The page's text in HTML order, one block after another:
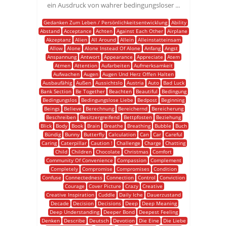
ein Ausdruck von wahrer bedingungsloser ...
Gedanken Zum Leben / Persönlichkeitsentwicklung
Ability
Abstand
Acceptance Achten Against Each Other
Airplane
Akzeptanz Alien All Around Allein Alleinstatteinsam
Allow
Alone Alone Instead Of Alone Anfang
Angst
Anspannung Antwort Appearance Appreciate
Atem
Atmen
Attention Aufarbeiten
Aufmerksamkeit
Aufwachen Augen Augen Und Herz Offen Halten
Ausbaufähig Außen Aussichtslo Austria Auto
Bad Luck
Bank Section
Be Together Beachten Beautiful
Bedingung
Bedingungslos
Bedingungslose Liebe Bedpost
Beginning
Beings
Believe Berechnung Bereichernd
Bereicherung
Beschreiben
Besitzergreifend Bettpfosten
Beziehung
Blick
Body Book Brain Breathe Breathing Bubble
Buch
Bündig
Bunny Butterfly Calculation Can Car Careful
Caring Caterpillar Caution ! Challenge Charge
Chatting
Child Children Chocolate Christmas Comfort
Community Of Convenience
Compassion
Complement
Completely
Compromise Compromises
Condition
Confuse
Connectedness Connection Control
Conviction
Courage
Cover Picture Crazy
Creative
Creative Inspiration Cuddle Daily Iche
Dauerzustand
Decade
Decision Decisions Deep
Deep Meaning
Deep Understanding
Deeper Bond
Deepest Feeling
Denken
Describe Deutsch Devotion Die Eine
Die Liebe